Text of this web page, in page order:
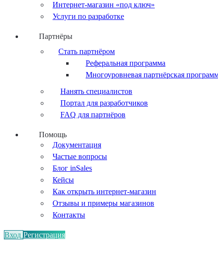
Интернет-магазин «под ключ»
Услуги по разработке
Партнёры
Стать партнёром
Реферальная программа
Многоуровневая партнёрская
Нанять специалистов
Портал для разработчиков
FAQ для партнёров
Помощь
Документация
Частые вопросы
Блог inSales
Кейсы
Как открыть интернет-магазин
Отзывы и примеры магазинов
Контакты
Вход Регистрация